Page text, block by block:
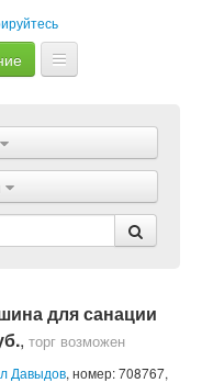
для санации
, торг возможен
Давыдов, номер: 708767,